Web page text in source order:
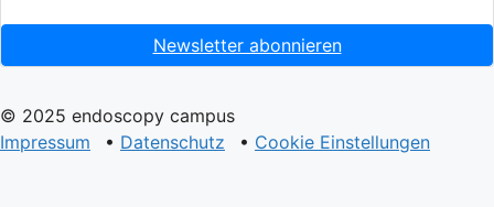
Newsletter abonnieren
© 2025 endoscopy campus
Impressum
• Datenschutz • Cookie Einstellungen